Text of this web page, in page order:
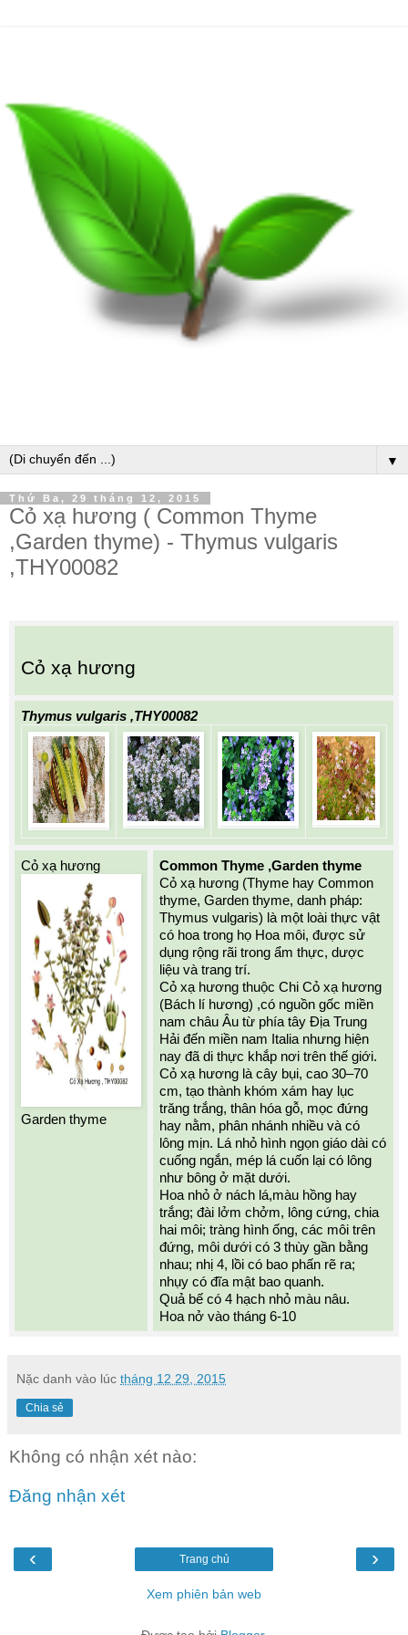
▼
Thứ Ba, 29 tháng 12, 2015
Cỏ xạ hương ( Common Thyme
,Garden thyme) - Thymus vulgaris
,THY00082
Cỏ xạ hương
Thymus vulgaris ,THY00082
Cỏ xạ hương
Garden thyme
Common Thyme ,Garden thyme
Cỏ xạ hương (Thyme hay Common
thyme, Garden thyme, danh pháp:
Thymus vulgaris) là một loài thực vật
có hoa trong họ Hoa môi, được sử
dụng rộng rãi trong ẩm thực, dược
liệu và trang trí.
Cỏ xạ hương thuộc Chi Cỏ xạ hương
(Bách lí hương) ,có nguồn gốc miền
nam châu Âu từ phía tây Địa Trung
Hải đến miền nam Italia nhưng hiện
nay đã di thực khắp nơi trên thế giới.
Cỏ xạ hương là cây bụi, cao 30–70
cm, tạo thành khóm xám hay lục
trăng trắng, thân hóa gỗ, mọc đứng
hay nằm, phân nhánh nhiều và có
lông mịn. Lá nhỏ hình ngọn giáo dài có
cuống ngắn, mép lá cuốn lại có lông
như bông ở mặt dưới.
Hoa nhỏ ở nách lá,màu hồng hay
trắng; đài lởm chởm, lông cứng, chia
hai môi; tràng hình ống, các môi trên
đứng, môi dưới có 3 thùy gần bằng
nhau; nhị 4, lồi có bao phấn rẽ ra;
nhụy có đĩa mật bao quanh.
Quả bế có 4 hạch nhỏ màu nâu.
Hoa nở vào tháng 6-10
Nặc danh vào lúc tháng 12 29, 2015
Chia sẻ
Không có nhận xét nào:
Đăng nhận xét
‹ ›
Trang chủ
Xem phiên bản web